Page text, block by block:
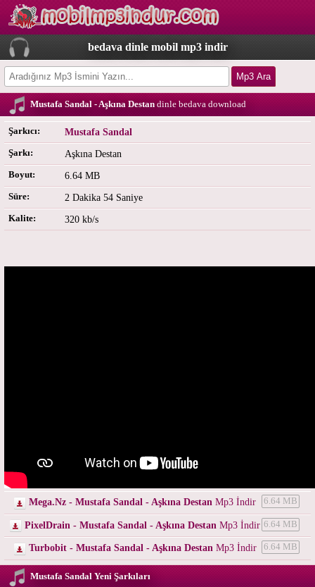
bedava dinle mobil mp3 indir
Mustafa Sandal - Aşkına Destandinle bedava download
Şarkıcı: Mustafa Sandal
Şarkı: Aşkına Destan
Boyut: 6.64 MB
Süre: 2 Dakika 54 Saniye
Kalite: 320 kb/s
Mega.Nz - Mustafa Sandal - Aşkına Destan Mp3 İndir 6.64 MB
PixelDrain - Mustafa Sandal - Aşkına Destan Mp3 İndir 6.64 MB
Turbobit - Mustafa Sandal - Aşkına DestanMp3 İndir 6.64 MB
Mustafa Sandal Yeni Şarkıları